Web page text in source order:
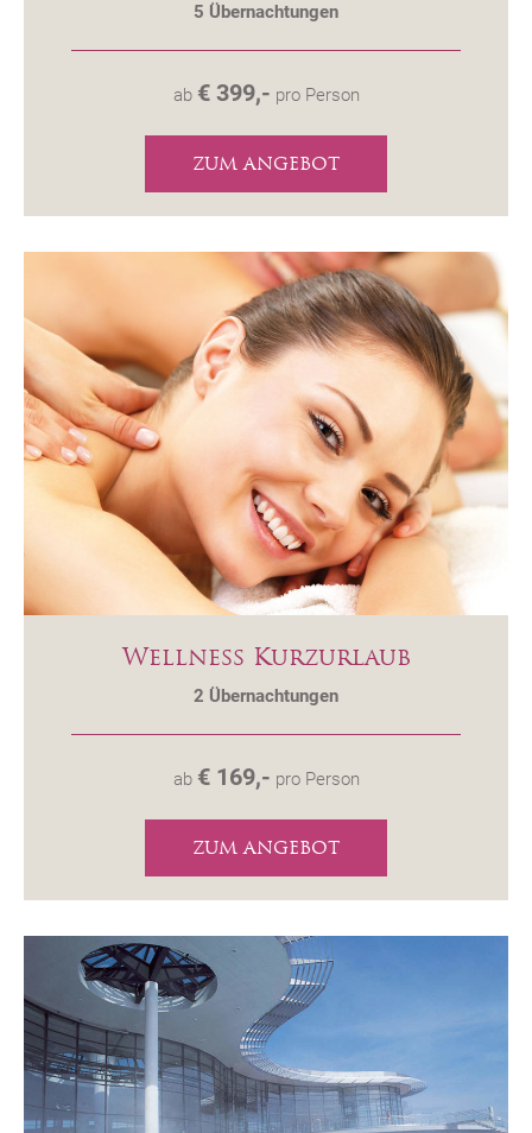
5 Übernachtungen
ab € 399,- pro Person
ZUM ANGEBOT
Wellness Kurzurlaub
2 Übernachtungen
ab € 169,- pro Person
ZUM ANGEBOT